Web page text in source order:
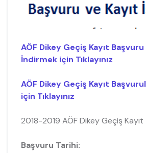
AÖF Dikey Geçiş Kayıt Başvuru
İndirmek için Tıklayınız
AÖF Dikey Geçiş Kayıt
için Tıklayınız
2018-2019 AÖF Dikey Geçiş Kayıt
Başvuru Tarihi: